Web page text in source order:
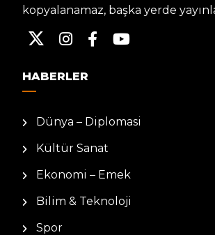
kopyalanamaz, başka yerde
HABERLER
Dünya – Diplomasi
Kültür Sanat
Ekonomi – Emek
Bilim & Teknoloji
Spor